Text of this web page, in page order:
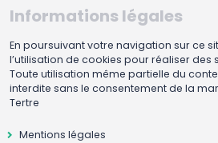
Informations légales
En poursuivant votre navigation sur ce
l’utilisation de cookies pour réaliser des
Toute utilisation même partielle du
interdite sans le consentement de la
Tertre
Mentions légales